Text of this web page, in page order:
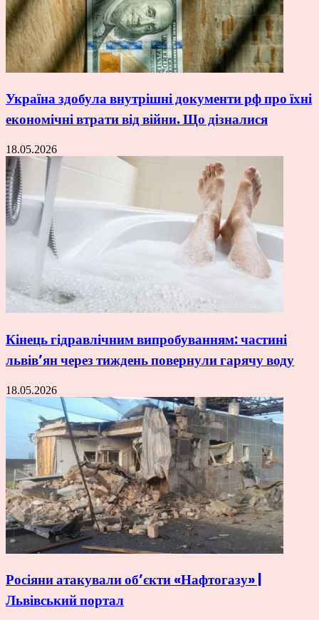
Україна здобула внутрішні документи рф про їхні
економічні втрати від війни. Що дізналися
18.05.2026
Кінець гідравлічним випробуванням: частині
львів’ян через тиждень повернули гарячу воду
18.05.2026
Росіяни атакували об’єкти «Нафтогазу» |
Львівський портал